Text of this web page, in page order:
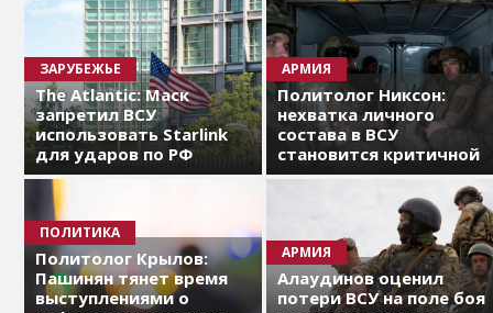
ЗАРУБЕЖЬЕ
The Atlantic: Маск
запретил ВСУ
использовать Starlink
для ударов по РФ
АРМИЯ
Политолог Никсон:
нехватка личного
состава в ВСУ
становится критичной
ПОЛИТИКА
Политолог Крылов:
Пашинян тянет время
выступлениями о
АРМИЯ
Алаудинов оценил
потери ВСУ на поле боя